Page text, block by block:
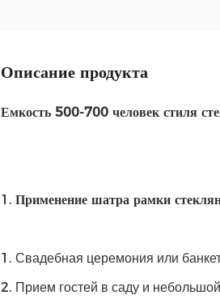
Описание продукта
Емкость 500-700 человек стиля
1. Применение шатра рамки
1. Свадебная церемония или
2. Прием гостей в саду и